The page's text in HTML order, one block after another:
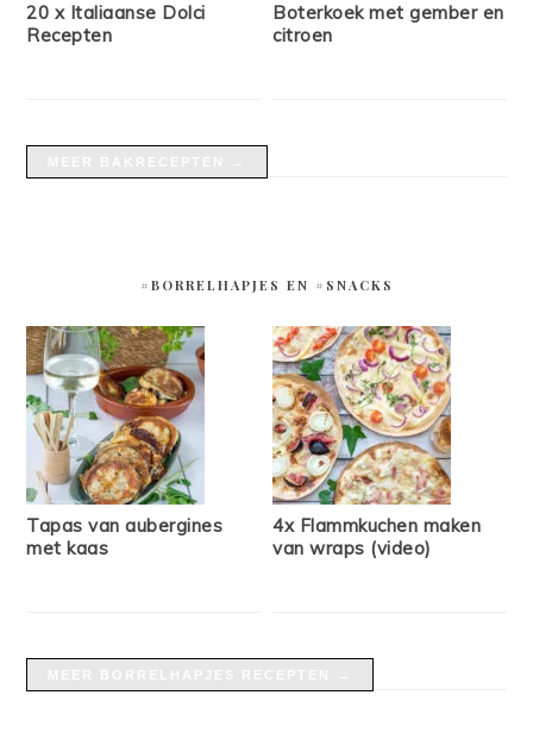
20 x Italiaanse Dolci
Recepten
Boterkoek met gember en
citroen
#BORRELHAPJES EN #SNACKS
Tapas van aubergines
met kaas
4x Flammkuchen maken
van wraps (video)